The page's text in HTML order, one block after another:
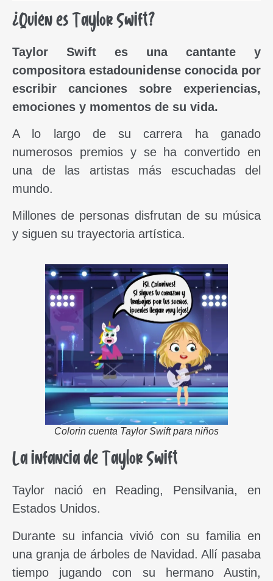
¿Quién es Taylor Swift?
Taylor Swift es una cantante y
compositora estadounidense conocida por
escribir canciones sobre experiencias,
emociones y momentos de su vida.
A lo largo de su carrera ha ganado
numerosos premios y se ha convertido en
una de las artistas más escuchadas del
mundo.
Millones de personas disfrutan de su música
y siguen su trayectoria artística.
Colorin cuenta Taylor Swift para niños
La infancia de Taylor Swift
Taylor nació en Reading, Pensilvania, en
Estados Unidos.
Durante su infancia vivió con su familia en
una granja de árboles de Navidad. Allí pasaba
tiempo jugando con su hermano Austin,